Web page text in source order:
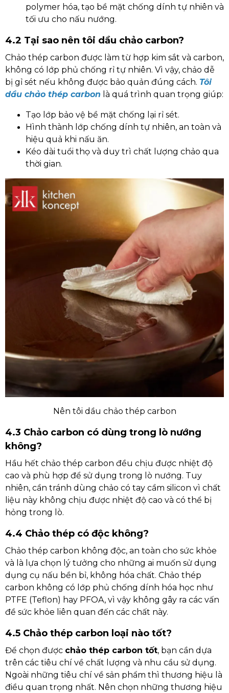
polymer hóa, tạo bề mặt chống dính tự nhiên và
tối ưu cho nấu nướng.
4.2 Tại sao nên tôi dầu chảo carbon?
Chảo thép carbon được làm từ hợp kim sắt và carbon,
không có lớp phủ chống rỉ tự nhiên. Vì vậy, chảo dễ
bị gỉ sét nếu không được bảo quản đúng cách. Tôi
dầu chảo thép carbon là quá trình quan trọng giúp:
Tạo lớp bảo vệ bề mặt chống lại rỉ sét.
Hình thành lớp chống dính tự nhiên, an toàn và
hiệu quả khi nấu ăn.
Kéo dài tuổi thọ và duy trì chất lượng chảo qua
thời gian.
Nên tôi dầu chảo thép carbon
4.3 Chảo carbon có dùng trong lò nướng
không?
Hầu hết chảo thép carbon đều chịu được nhiệt độ
cao và phù hợp để sử dụng trong lò nướng. Tuy
nhiên, cần tránh dùng chảo có tay cầm silicon vì chất
liệu này không chịu được nhiệt độ cao và có thể bị
hỏng trong lò.
4.4 Chảo thép có độc không?
Chảo thép carbon không độc, an toàn cho sức khỏe
và là lựa chọn lý tưởng cho những ai muốn sử dụng
dụng cụ nấu bền bỉ, không hóa chất. Chảo thép
carbon không có lớp phủ chống dính hóa học như
PTFE (Teflon) hay PFOA, vì vậy không gây ra các vấn
đề sức khỏe liên quan đến các chất này.
4.5 Chảo thép carbon loại nào tốt?
Để chọn được chảo thép carbon tốt, bạn cần dựa
trên các tiêu chí về chất lượng và nhu cầu sử dụng.
Ngoài những tiêu chí về sản phẩm thì thương hiệu là
điều quan trọng nhất. Nên chọn những thương hiệu